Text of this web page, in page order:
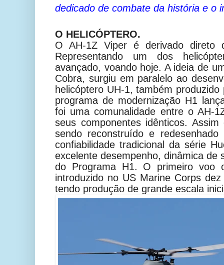
dedicado de combate da história e o
O HELICÓPTERO.
O AH-1Z Viper é derivado direto
Representando um dos
avançado, voando hoje. A ideia de
Cobra, surgiu em paralelo ao
helicóptero UH-1, também
programa de modernização H1
foi uma comunalidade entre o AH-
seus componentes idênticos.
sendo reconstruído e
confiabilidade tradicional da série
excelente desempenho, dinâmica de
do Programa H1. O primeiro voo
introduzido no US Marine Corps
tendo produção de grande escala